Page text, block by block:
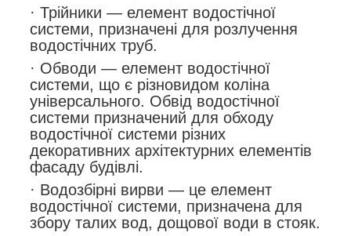
· Трійники — елемент водостічної
системи, призначені для розлучення
водостічних труб.
· Обводи — елемент водостічної
системи, що є різновидом коліна
універсального. Обвід водостічної
системи призначений для обходу
водостічної системи різних
декоративних архітектурних елементів
фасаду будівлі.
· Водозбірні вирви — це елемент
водостічної системи, призначена для
збору талих вод, дощової води в стояк.